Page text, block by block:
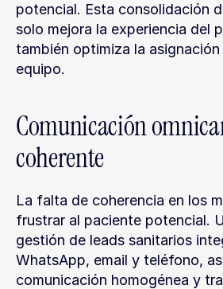
potencial. Esta consolidación
solo mejora la experiencia del
también optimiza la
equipo.
Comunicación
coherente
La falta de coherencia en los
frustrar al paciente potencial.
gestión de leads sanitarios
WhatsApp, email y teléfono,
comunicación homogénea y